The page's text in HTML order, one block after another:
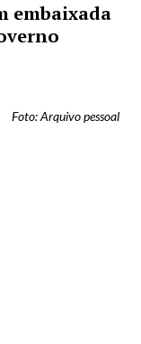
embaixada
Foto: Arquivo pessoal